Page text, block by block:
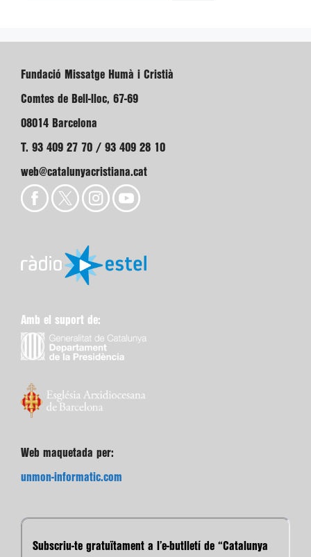
Fundació Missatge Humà i Cristià
Comtes de Bell-lloc, 67-69
08014 Barcelona
T. 93 409 27 70 / 93 409 28 10
web@catalunyacristiana.cat
Amb el suport de:
Web maquetada per:
unmon-informatic.com
Subscriu-te gratuïtament a l’e-butlletí de “Catalunya